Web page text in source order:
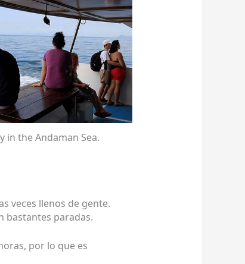
in the Andaman Sea.
veces llenos de gente.
bastantes paradas.
por lo que es